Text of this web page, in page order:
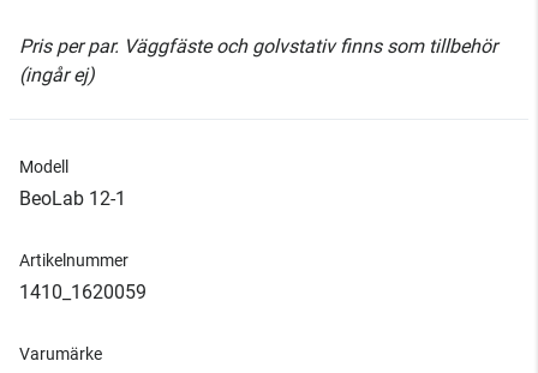
Pris per par. Väggfäste och golvstativ finns som tillbehör
(ingår ej)
Modell
BeoLab 12-1
Artikelnummer
1410_1620059
Varumärke